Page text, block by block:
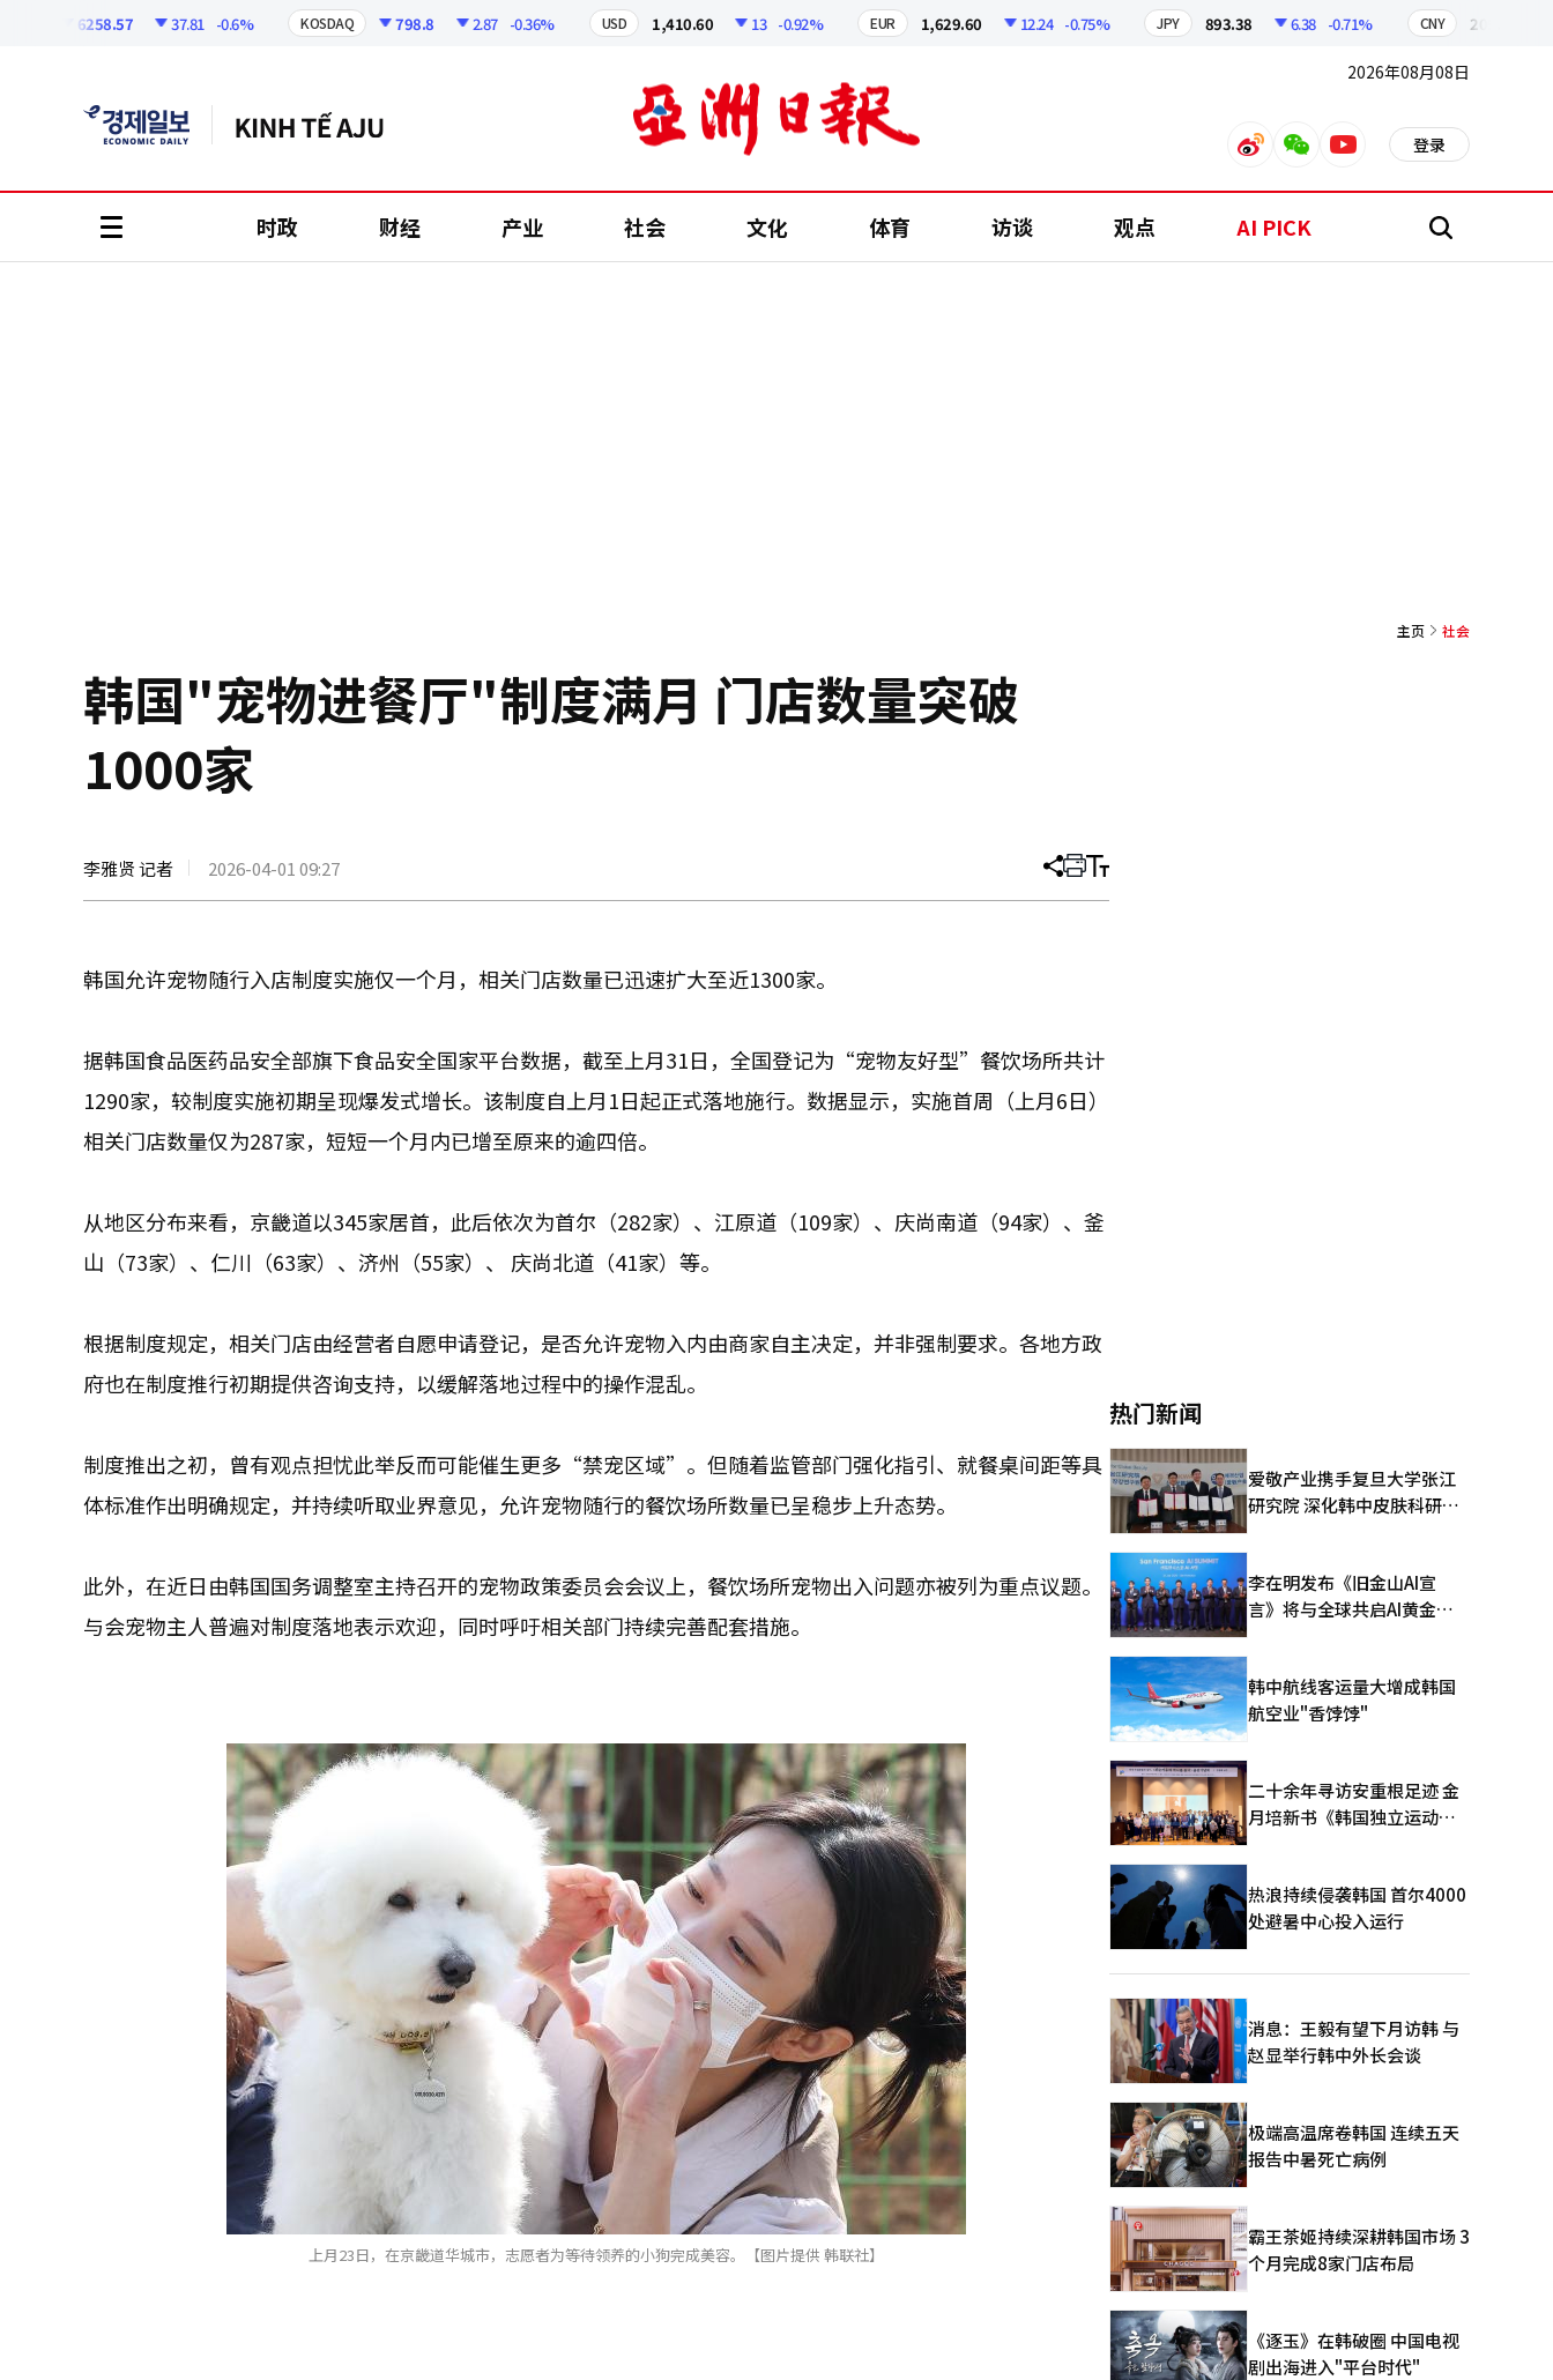
6258.57 37.81 -0.6% KOSDAQ 798.8 2.87 -0.36% USD 1,410.60 13 -0.92% EUR 1,629.60 12.24 -0.75% JPY 893.38 6.38 -0.71% CNY 209.17
2026年08月08日
weiboweixinyoutube 登录
时政 财经 产业 社会 文化 体育 访谈 观点 AI PICK 搜
主页 社会
韩国"宠物进餐厅"制度满月 门店数量突破
1000家
李雅贤 记者 2026-04-01 09:27 分
文
打 调
大
韩国允许宠物随行入店制度实施仅一个月，相关门店数量已迅速扩大至近1300家。
据韩国食品医药品安全部旗下食品安全国家平台数据，截至上月31日，全国登记为“宠物友好型”餐饮场所共计
1290家，较制度实施初期呈现爆发式增长。该制度自上月1日起正式落地施行。数据显示，实施首周（上月6日）
相关门店数量仅为287家，短短一个月内已增至原来的逾四倍。
从地区分布来看，京畿道以345家居首，此后依次为首尔（282家）、江原道（109家）、庆尚南道（94家）、釜
山（73家）、仁川（63家）、济州（55家）、 庆尚北道（41家）等。
根据制度规定，相关门店由经营者自愿申请登记，是否允许宠物入内由商家自主决定，并非强制要求。各地方政
府也在制度推行初期提供咨询支持，以缓解落地过程中的操作混乱。
制度推出之初，曾有观点担忧此举反而可能催生更多“禁宠区域”。但随着监管部门强化指引、就餐桌间距等具
体标准作出明确规定，并持续听取业界意见，允许宠物随行的餐饮场所数量已呈稳步上升态势。
此外，在近日由韩国国务调整室主持召开的宠物政策委员会会议上，餐饮场所宠物出入问题亦被列为重点议题。
与会宠物主人普遍对制度落地表示欢迎，同时呼吁相关部门持续完善配套措施。
上月23日，在京畿道华城市，志愿者为等待领养的小狗完成美容。【图片提供 韩联社】
热门新闻
爱敬产业携手复旦大学张江
研究院 深化韩中皮肤科研合
李在明发布《旧金山AI宣
言》将与全球共启AI黄金时
韩中航线客运量大增成韩国
航空业"香饽饽"
二十余年寻访安重根足迹 金
月培新书《韩国独立运动圣
热浪持续侵袭韩国 首尔4000
处避暑中心投入运行
消息：王毅有望下月访韩 与
赵显举行韩中外长会谈
极端高温席卷韩国 连续五天
报告中暑死亡病例
霸王茶姬持续深耕韩国市场 3
个月完成8家门店布局
《逐玉》在韩破圈 中国电视
剧出海进入"平台时代"